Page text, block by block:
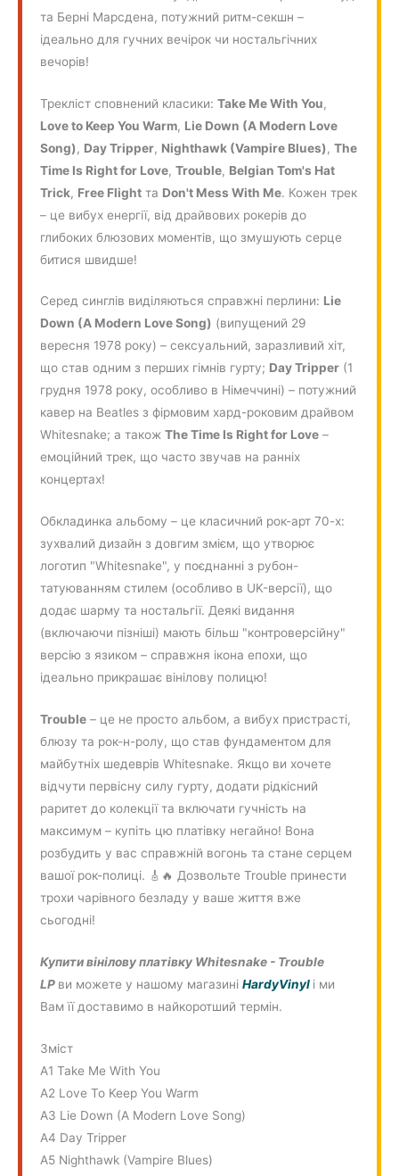
та Берні Марсдена, потужний ритм-секшн –
ідеально для гучних вечірок чи ностальгічних
вечорів!
Трекліст сповнений класики:Take Me With You,
Love to Keep You Warm, Lie Down (A Modern Love
Song), Day Tripper, Nighthawk (Vampire Blues),The
Time Is Right for Love,Trouble, Belgian Tom's Hat
Trick, Free Flight та Don't Mess With Me. Кожен трек
– це вибух енергії, від драйвових рокерів до
глибоких блюзових моментів, що змушують серце
битися швидше!
Серед синглів виділяються справжні перлини: Lie
Down (A Modern Love Song) (випущений 29
вересня 1978 року) – сексуальний, заразливий хіт,
що став одним з перших гімнів гурту; Day Tripper (1
грудня 1978 року, особливо в Німеччині) – потужний
кавер на Beatles з фірмовим хард-роковим драйвом
Whitesnake; а такожThe Time Is Right for Love –
емоційний трек, що часто звучав на ранніх
концертах!
Обкладинка альбому – це класичний рок-арт 70-х:
зухвалий дизайн з довгим змієм, що утворює
логотип "Whitesnake", у поєднанні з рубон-
татуюванням стилем (особливо в UK-версії), що
додає шарму та ностальгії. Деякі видання
(включаючи пізніші) мають більш "контроверсійну"
версію з язиком – справжня ікона епохи, що
ідеально прикрашає вінілову полицю!
Trouble – це не просто альбом, а вибух пристрасті,
блюзу та рок-н-ролу, що став фундаментом для
майбутніх шедеврів Whitesnake. Якщо ви хочете
відчути первісну силу гурту, додати рідкісний
раритет до колекції та включати гучність на
максимум – купіть цю платівку негайно! Вона
розбудить у вас справжній вогонь та стане серцем
вашої рок-полиці. 🎸🔥 Дозвольте Trouble принести
трохи чарівного безладу у ваше життя вже
сьогодні!
Купити вінілову платівку Whitesnake - Trouble
LP ви можете у нашому магазиніHardyVinyl і ми
Вам її доставимо в найкоротший термін.
Зміст
A1 Take Me With You
A2 Love To Keep You Warm
A3 Lie Down (A Modern Love Song)
A4 Day Tripper
A5 Nighthawk (Vampire Blues)